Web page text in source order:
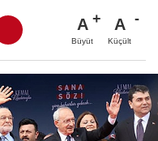
A
Büyüt
A
Küçült